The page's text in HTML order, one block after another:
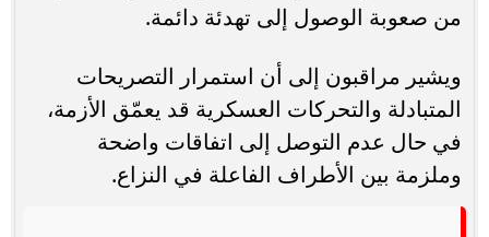
من صعوبة الوصول إلى تهدئة دائمة.
ويشير مراقبون إلى أن استمرار التصريحات
المتبادلة والتحركات العسكرية قد يعمّق الأزمة،
في حال عدم التوصل إلى اتفاقات واضحة
وملزمة بين الأطراف الفاعلة في النزاع.